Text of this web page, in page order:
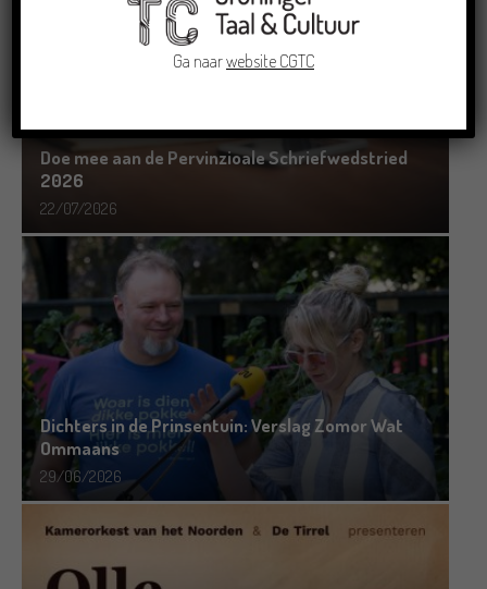
Doe mee aan de Pervinzioale Schriefwedstried
2026
22/07/2026
Dichters in de Prinsentuin: Verslag Zomor Wat
Ommaans
29/06/2026
Ga naarwebsite CGTC